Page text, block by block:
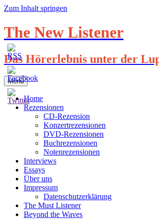
Zum Inhalt springen
The New Listener
Das Hörerlebnis unter der
Menü
Home
Rezensionen
CD-Rezension
Konzertrezensionen
DVD-Rezensionen
Buchrezensionen
Notenrezensionen
Interviews
Essays
Über uns
Impressum
Datenschutzerklärung
The Must Listener
Beyond the Waves